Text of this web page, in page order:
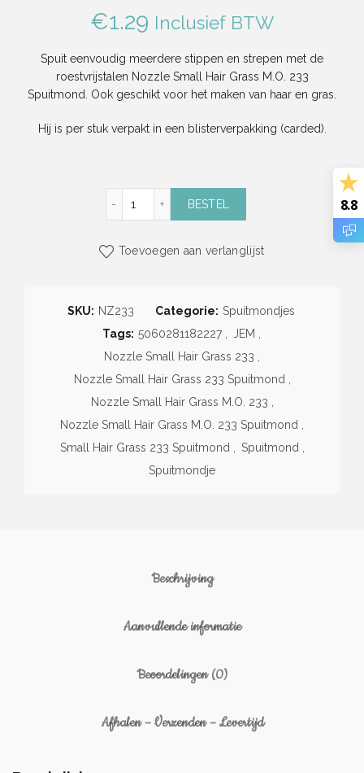
€1.29 Inclusief BTW
Spuit eenvoudig meerdere stippen en strepen met de
roestvrijstalen Nozzle Small Hair Grass M.O. 233
Spuitmond. Ook geschikt voor het maken van haar en gras.
Hij is per stuk verpakt in een blisterverpakking (carded).
Nozzle Small Hair Grass 233 (JEM) aantal
BESTEL
Toevoegen aan verlanglijst
SKU: NZ233 Categorie: Spuitmondjes
Tags: 5060281182227 JEM
Nozzle Small Hair Grass 233
Nozzle Small Hair Grass 233 Spuitmond
Nozzle Small Hair Grass M.O. 233
Nozzle Small Hair Grass M.O. 233 Spuitmond
Small Hair Grass 233 Spuitmond
Spuitmond
Spuitmondje
Beschrijving
Aanvullende informatie
Beoordelingen (0)
Afhalen – Verzenden – Levertijd
8.8